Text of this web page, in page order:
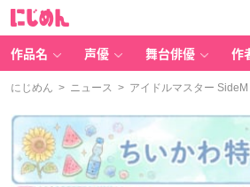
作品名 声優 舞台俳優 作
にじめん > ニュース > アイドルマスター SideM